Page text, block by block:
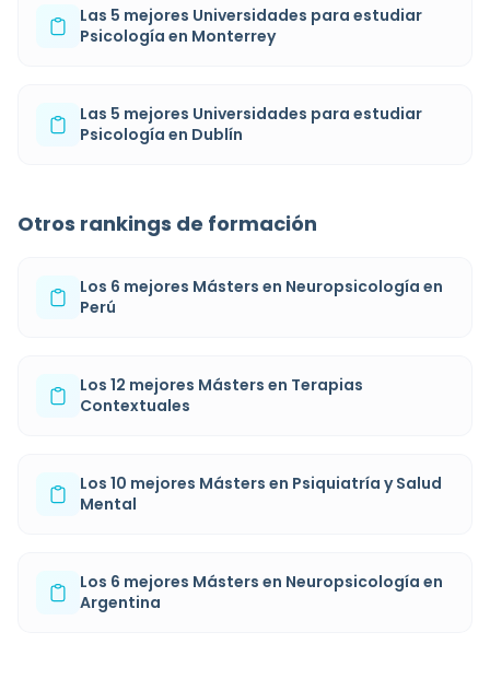
Las 5 mejores Universidades para estudiar
Psicología en Monterrey
Las 5 mejores Universidades para estudiar
Psicología en Dublín
Otros rankings de formación
Los 6 mejores Másters en Neuropsicología en
Perú
Los 12 mejores Másters en Terapias
Contextuales
Los 10 mejores Másters en Psiquiatría y Salud
Mental
Los 6 mejores Másters en Neuropsicología en
Argentina